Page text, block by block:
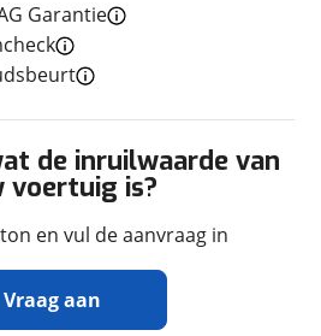
Handgeschakeld
2.179 cc
4
164pk (121kW)
160 km/u
Garantie
de inruilwaarde van
voertuig is?
en vul de aanvraag in
Vraag aan